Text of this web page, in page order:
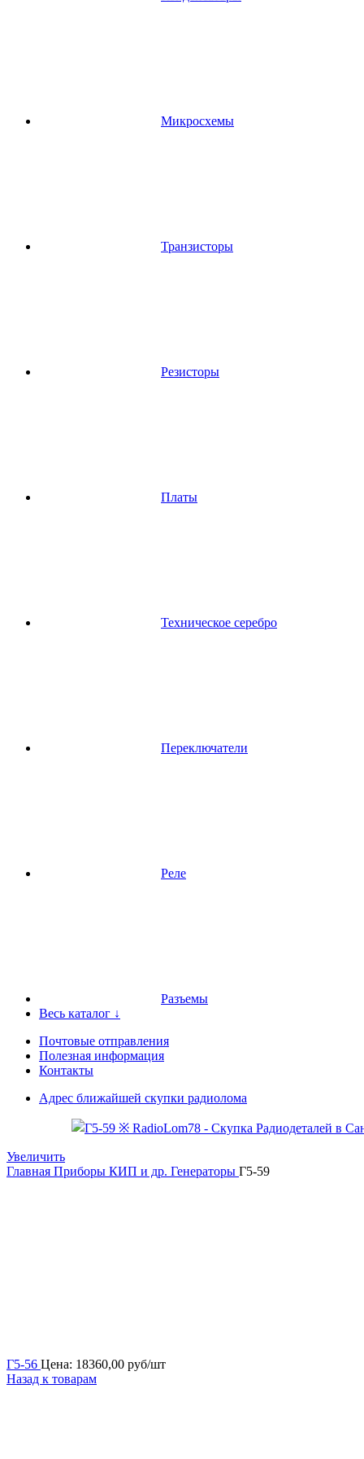
Микросхемы
Транзисторы
Резисторы
Платы
Техническое серебро
Переключатели
Реле
Разъемы
Весь каталог ↓
Почтовые отправления
Полезная информация
Контакты
Адрес ближайшей скупки радиолома
Увеличить
Главная Приборы КИП и др. Генераторы Г5-59
Г5-56 Цена: 18360,00 руб/шт
Назад к товарам